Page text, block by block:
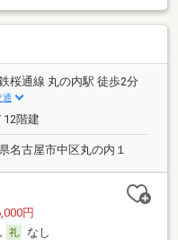
ど充実した設備を備え付
ンションです。マンショ
件は空家ですので、内覧
な物件なので交通の利
ちらは防犯カメラ付きの
活が送れます。幅広い
立地する物件です。フ
ので床掃除が簡単で
桜通線 丸の内駅 徒歩2分
通
12階建
名古屋市中区丸の内１
円
なし